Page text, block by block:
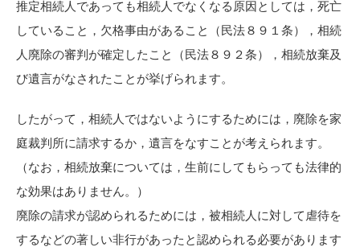
推定相続人であっても相続人でなくなる原因としては，死亡
していること，欠格事由があること（民法８９１条），相続
人廃除の審判が確定したこと（民法８９２条），相続放棄及
び遺言がなされたことが挙げられます。
したがって，相続人ではないようにするためには，廃除を家
庭裁判所に請求するか，遺言をなすことが考えられます。
（なお，相続放棄については，生前にしてもらっても法律的
な効果はありません。）
廃除の請求が認められるためには，被相続人に対して虐待を
するなどの著しい非行があったと認められる必要があります